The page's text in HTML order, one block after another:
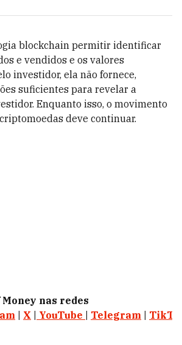
blockchain permitir identificar
e vendidos e os valores
investidor, ela não fornece,
suficientes para revelar a
Enquanto isso, o movimento
deve continuar.
nas redes
X YouTube Telegram